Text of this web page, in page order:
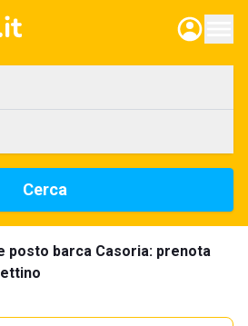
Cerca
posto barca Casoria: prenota